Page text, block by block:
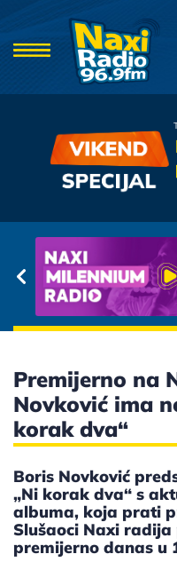
Premijerno na
Novković ima
korak dva“
Boris Novković
„Ni korak dva“ s
albuma, koja prati
Slušaoci Naxi radija
premijerno danas u